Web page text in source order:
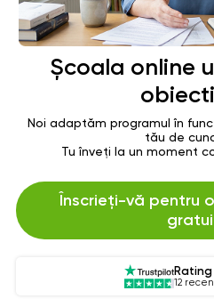
Școala online
Noi adaptăm programul în
tău de
Tu înveți la un moment
Înscrieți-vă pentru
Rating
12